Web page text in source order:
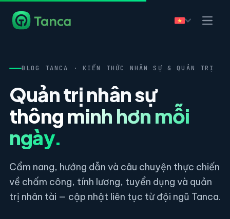
BLOG TANCA · KIẾN THỨC NHÂN SỰ & QUẢN TRỊ
Quản trị nhân sự
thông minh hơn mỗi
ngày.
Cẩm nang, hướng dẫn và câu chuyện thực chiến
về chấm công, tính lương, tuyển dụng và quản
trị nhân tài — cập nhật liên tục từ đội ngũ Tanca.